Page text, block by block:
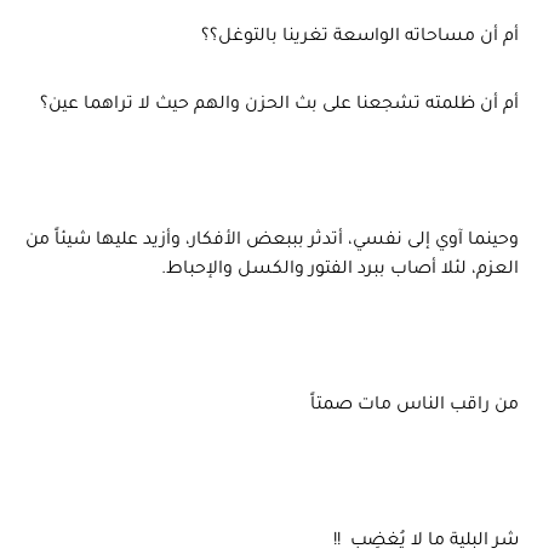
أم أن مساحاته الواسعة تغرينا بالتوغل؟؟
أم أن ظلمته تشجعنا على بث الحزن والهم حيث لا تراهما عين؟
وحينما آوي إلى نفسي، أتدثر بببعض الأفكار، وأزيد عليها شيئاً من
العزم، لئلا أصاب ببرد الفتور والكسل والإحباط.
من راقب الناس مات صمتاً
شر البلية ما لا يُغضِب !!